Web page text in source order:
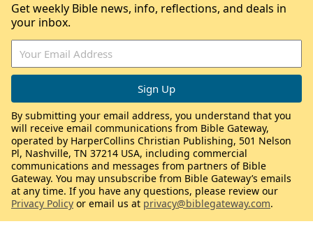
Get weekly Bible news, info, reflections, and deals in
your inbox.
By submitting your email address, you understand that you
will receive email communications from Bible Gateway,
operated by HarperCollins Christian Publishing, 501 Nelson
Pl, Nashville, TN 37214 USA, including commercial
communications and messages from partners of Bible
Gateway. You may unsubscribe from Bible Gateway’s emails
at any time. If you have any questions, please review our
Privacy Policy or email us at privacy@biblegateway.com.